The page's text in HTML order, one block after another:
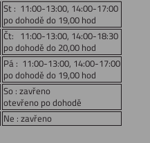
St : 11:00-13:00, 14:00-17:00
po dohodě do 19,00 hod
Čt: 11:00-13:00, 14:00-18:30
po dohodě do 20,00 hod
Pá : 11:00-13:00, 14:00-17:00
po dohodě do 19,00 hod
So : zavřeno
otevřeno po dohodě
Ne : zavřeno